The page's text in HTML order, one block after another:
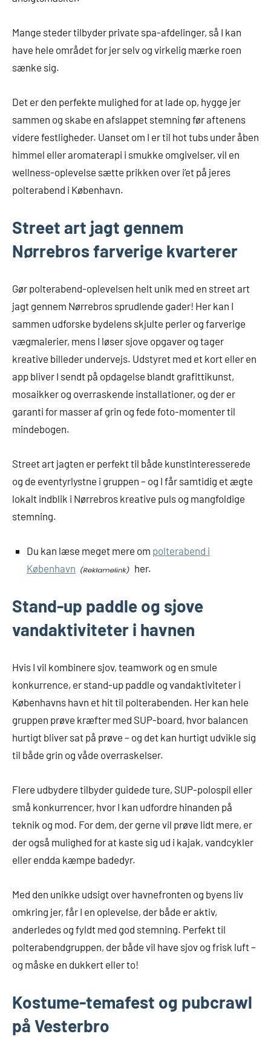
Mange steder tilbyder private spa-afdelinger, så I kan
have hele området for jer selv og virkelig mærke roen
sænke sig.
Det er den perfekte mulighed for at lade op, hygge jer
sammen og skabe en afslappet stemning før aftenens
videre festligheder. Uanset om I er til hot tubs under åben
himmel eller aromaterapi i smukke omgivelser, vil en
wellness-oplevelse sætte prikken over i’et på jeres
polterabend i København.
Street art jagt gennem
Nørrebros farverige kvarterer
Gør polterabend-oplevelsen helt unik med en street art
jagt gennem Nørrebros sprudlende gader! Her kan I
sammen udforske bydelens skjulte perler og farverige
vægmalerier, mens I løser sjove opgaver og tager
kreative billeder undervejs. Udstyret med et kort eller en
app bliver I sendt på opdagelse blandt grafittikunst,
mosaikker og overraskende installationer, og der er
garanti for masser af grin og fede foto-momenter til
mindebogen.
Street art jagten er perfekt til både kunstinteresserede
og de eventyrlystne i gruppen – og I får samtidig et ægte
lokalt indblik i Nørrebros kreative puls og mangfoldige
stemning.
Du kan læse meget mere om polterabend i
København
her.
Stand-up paddle og sjove
vandaktiviteter i havnen
Hvis I vil kombinere sjov, teamwork og en smule
konkurrence, er stand-up paddle og vandaktiviteter i
Københavns havn et hit til polterabenden. Her kan hele
gruppen prøve kræfter med SUP-board, hvor balancen
hurtigt bliver sat på prøve – og det kan hurtigt udvikle sig
til både grin og våde overraskelser.
Flere udbydere tilbyder guidede ture, SUP-polospil eller
små konkurrencer, hvor I kan udfordre hinanden på
teknik og mod. For dem, der gerne vil prøve lidt mere, er
der også mulighed for at kaste sig ud i kajak, vandcykler
eller endda kæmpe badedyr.
Med den unikke udsigt over havnefronten og byens liv
omkring jer, får I en oplevelse, der både er aktiv,
anderledes og fyldt med god stemning. Perfekt til
polterabendgruppen, der både vil have sjov og frisk luft –
og måske en dukkert eller to!
Kostume-temafest og pubcrawl
på Vesterbro